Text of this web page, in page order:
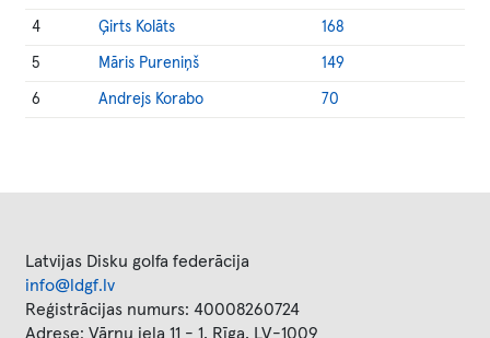
4 Ģirts Kolāts 168
5 Māris Pureniņš 149
6 Andrejs Korabo 70
Latvijas Disku golfa federācija
info@ldgf.lv
Reģistrācijas numurs: 40008260724
Adrese: Vārnu iela 11 - 1, Rīga, LV-1009